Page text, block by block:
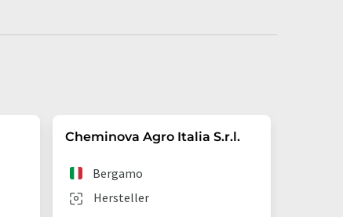
Cheminova Agro Italia S.r.l.
Hersteller
Bergamo